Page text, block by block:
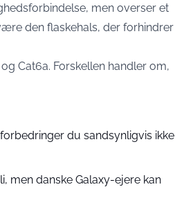
men overser et
den flaskehals, der forhindrer
Cat6a. Forskellen handler om,
du sandsynligvis ikke
men danske Galaxy-ejere kan